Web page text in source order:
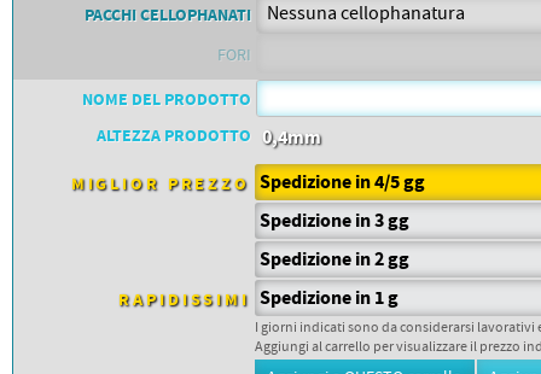
DORSALI TARGHE
NUMERI DA GARA MTB
PACCHI CELLOPHANATI
FORI
NOME DEL PRODOTTO
ALTEZZA PRODOTTO 0,4mm
MIGLIOR PREZZO Spedizione in 4/5 gg
Spedizione in 3 gg
Spedizione in 2 gg
RAPIDISSIMI Spedizione in 1 g
I giorni indicati sono da considerarsi
Aggiungi al carrello per visualizzare il prezzo